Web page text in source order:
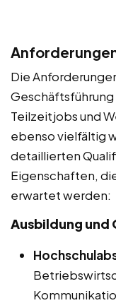
Die
Teilzeitjobs und
ebenso vielfältig
detaillierten
Eigenschaften,
erwartet werden:
Ausbildung